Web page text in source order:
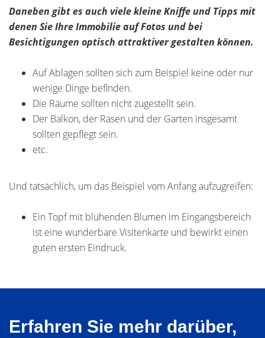
Daneben gibt es auch viele kleine Kniffe und Tipps mit
denen Sie Ihre Immobilie auf Fotos und bei
Besichtigungen optisch attraktiver gestalten können.
Auf Ablagen sollten sich zum Beispiel keine oder nur
wenige Dinge befinden.
Die Räume sollten nicht zugestellt sein.
Der Balkon, der Rasen und der Garten insgesamt
sollten gepflegt sein.
etc.
Und tatsächlich, um das Beispiel vom Anfang aufzugreifen:
Ein Topf mit blühenden Blumen im Eingangsbereich
ist eine wunderbare Visitenkarte und bewirkt einen
guten ersten Eindruck.
Erfahren Sie mehr darüber,